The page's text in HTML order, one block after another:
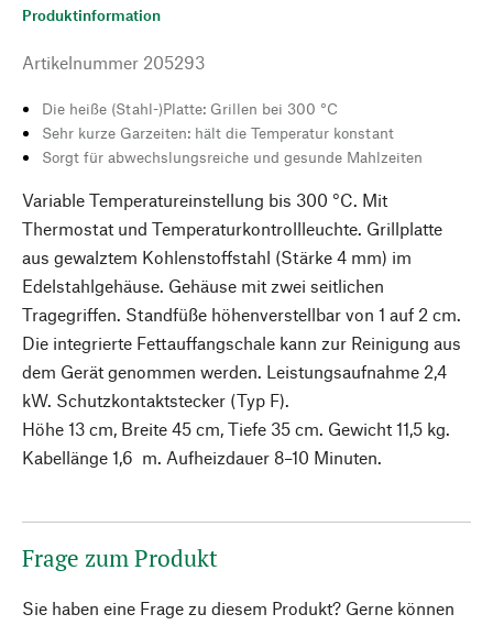
Produktinformation
Artikelnummer 205293
Die heiße (Stahl-)Platte: Grillen bei 300 °C
Sehr kurze Garzeiten: hält die Temperatur konstant
Sorgt für abwechslungsreiche und gesunde Mahlzeiten
Variable Temperatureinstellung bis 300 °C. Mit
Thermostat und Temperaturkontrollleuchte. Grillplatte
aus gewalztem Kohlenstoffstahl (Stärke 4 mm) im
Edelstahlgehäuse. Gehäuse mit zwei seitlichen
Tragegriffen. Standfüße höhenverstellbar von 1 auf 2 cm.
Die integrierte Fettauffangschale kann zur Reinigung aus
dem Gerät genommen werden. Leistungsaufnahme 2,4
kW. Schutzkontaktstecker (Typ F).
Höhe 13 cm, Breite 45 cm, Tiefe 35 cm. Gewicht 11,5 kg.
Kabellänge 1,6 m. Aufheizdauer 8–10 Minuten.
Frage zum Produkt
Sie haben eine Frage zu diesem Produkt? Gerne können